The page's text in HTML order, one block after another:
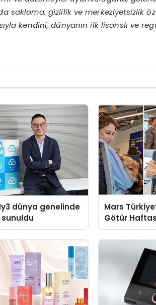
saklama, gizlilik ve merkeziyetsizlikö
kendini, dünyanın ilk lisanslı ve reg
dünya genelinde
sunuldu
Mars
Götür